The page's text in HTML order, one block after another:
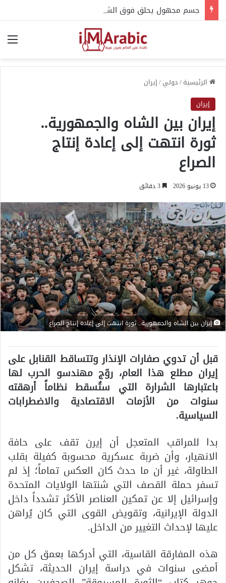
الرئيسية/دولي/إيران
إيران
إيران بين الشاه والجمهورية..
ثورة انتهت إلى إعادة إنتاج
الصراع
13 يونيو 2026
إيران بين الشاه والجمهورية.. ثورة انتهت إلى إعادة إنتاج الصراع
قبل أن تدوي صفارات الإنذار وتتساقط القنابل على
إيران مطلع هذا العام، روّج مهندسو الحرب لها
باعتبارها الشرارة التي ستُسقط نظاماً أرهقته
سنوات من الأزمات الاقتصادية والاضطرابات
السياسية.
بدا للمراقب المتعجل أن إيرن تقف على حافة
الانهيار، وأن ضربة عسكرية محسوبة كفيلة بقلب
الطاولة، غير أن ما حدث كان العكس تماماً؛ إذ لم
تسفر حملة القصف التي شنتها الولايات المتحدة
وإسرائيل إلا عن تمكين العناصر الأكثر تشدداً داخل
الدولة الإيرانية، وتقويض القوى التي كان يُراهن
عليها لإحداث التغيير من الداخل.
هذه المفارقة القاسية، التي أدركها بعمق كل من
أمضى سنوات في دراسة إيران الحديثة، تشكل